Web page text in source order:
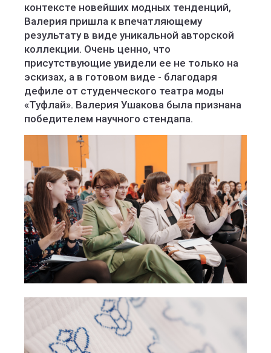
контексте новейших модных тенденций,
Валерия пришла к впечатляющему
результату в виде уникальной авторской
коллекции. Очень ценно, что
присутствующие увидели ее не только на
эскизах, а в готовом виде - благодаря
дефиле от студенческого театра моды
«Туфлай». Валерия Ушакова была признана
победителем научного стендапа.